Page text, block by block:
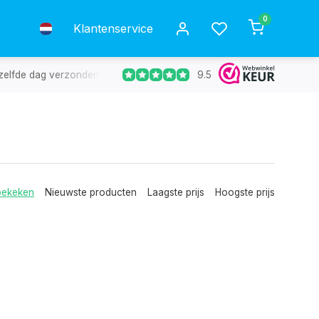
Klantenservice
0
en in 98% van de gevallen de volgende dag in huis.
9.5
Nieuwste producten Laagste prijs Hoogste prijs